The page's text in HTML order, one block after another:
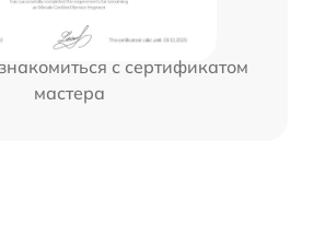
с сертификатом
мастера